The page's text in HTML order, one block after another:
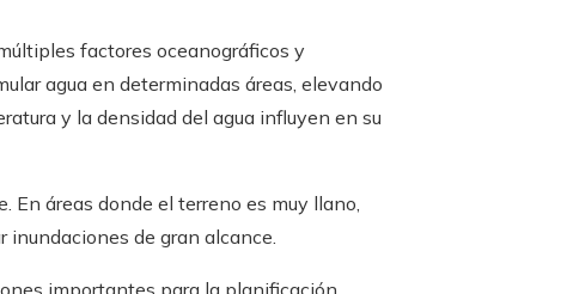
factores oceanográficos y
agua en determinadas áreas, elevando
y la densidad del agua influyen en su
En áreas donde el terreno es muy llano,
de gran alcance.